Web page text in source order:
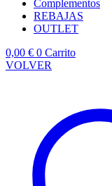
Complementos
REBAJAS
OUTLET
0,00 € 0 Carrito
VOLVER